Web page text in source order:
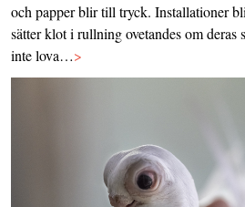
och papper blir till tryck. Installationer
sätter klot i rullning ovetandes om deras
inte lova…>